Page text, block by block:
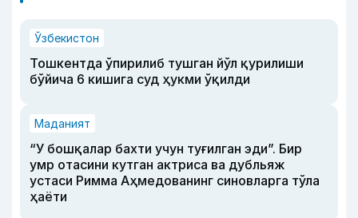
Ўзбекистон
Тошкентда ўпирилиб тушган йўл қурилиши
бўйича 6 кишига суд ҳукми ўқилди
Маданият
“У бошқалар бахти учун туғилган эди”. Бир
умр отасини кутган актриса ва дубльяж
устаси Римма Аҳмедованинг синовларга тўла
ҳаёти